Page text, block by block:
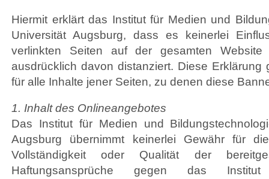
Hiermit erklärt das Institut für Medien und
Universität Augsburg, dass es keinerlei
verlinkten Seiten auf der gesamten
ausdrücklich davon distanziert. Diese Erklärung
für alle Inhalte jener Seiten, zu denen diese
1. Inhalt des Onlineangebotes
Das Institut für Medien und
Augsburg übernimmt keinerlei Gewähr für
Vollständigkeit oder Qualität der
Haftungsansprüche gegen das